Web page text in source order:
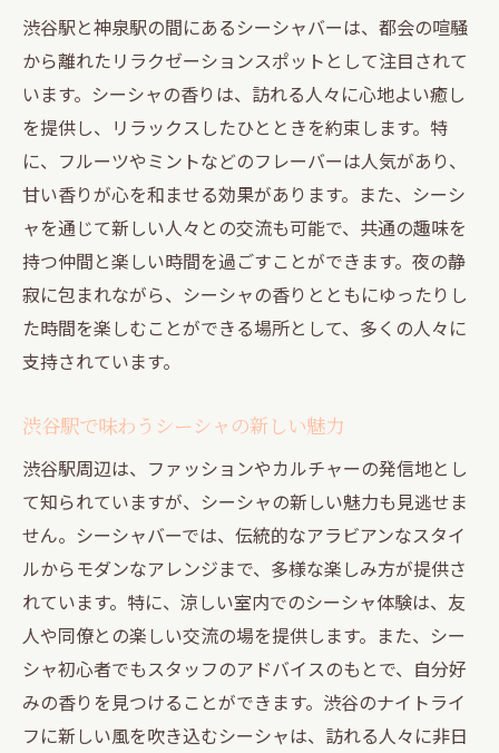
渋谷駅と神泉駅の間にあるシーシャバーは、都会の喧騒
から離れたリラクゼーションスポットとして注目されて
います。シーシャの香りは、訪れる人々に心地よい癒し
を提供し、リラックスしたひとときを約束します。特
に、フルーツやミントなどのフレーバーは人気があり、
甘い香りが心を和ませる効果があります。また、シーシ
ャを通じて新しい人々との交流も可能で、共通の趣味を
持つ仲間と楽しい時間を過ごすことができます。夜の静
寂に包まれながら、シーシャの香りとともにゆったりし
た時間を楽しむことができる場所として、多くの人々に
支持されています。
渋谷駅で味わうシーシャの新しい魅力
渋谷駅周辺は、ファッションやカルチャーの発信地とし
て知られていますが、シーシャの新しい魅力も見逃せま
せん。シーシャバーでは、伝統的なアラビアンなスタイ
ルからモダンなアレンジまで、多様な楽しみ方が提供さ
れています。特に、涼しい室内でのシーシャ体験は、友
人や同僚との楽しい交流の場を提供します。また、シー
シャ初心者でもスタッフのアドバイスのもとで、自分好
みの香りを見つけることができます。渋谷のナイトライ
フに新しい風を吹き込むシーシャは、訪れる人々に非日